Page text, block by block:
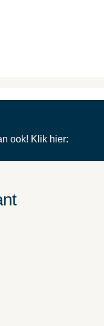
ook! Klik hier: